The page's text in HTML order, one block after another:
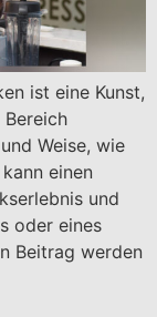
ist eine Kunst,
Weise, wie
einen
und
oder eines
Beitrag werden